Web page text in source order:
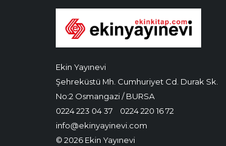
Ekin Yayınevi
Şehreküstü Mh. Cumhuriyet Cd. Durak Sk.
No:2 Osmangazi / BURSA
0224 223 04 37
0224 220 16 72
info@ekinyayinevi.com
© 2026 Ekin Yayınevi